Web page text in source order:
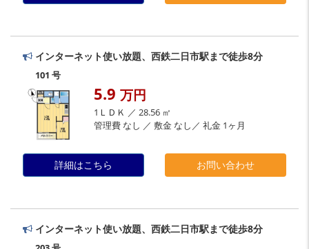
インターネット使い放題、西鉄二日市駅まで徒歩8分
101 号
5.9 万円
1ＬＤＫ ／ 28.56 ㎡
管理費 なし ／ 敷金 なし／ 礼金 1ヶ月
詳細はこちら お問い合わせ
インターネット使い放題、西鉄二日市駅まで徒歩8分